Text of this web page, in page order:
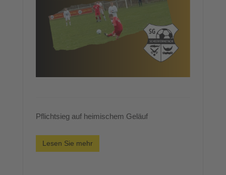
Pflichtsieg auf heimischem Geläuf
Lesen Sie mehr